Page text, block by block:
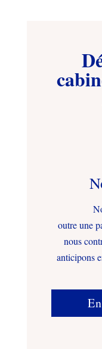
outre une
nous
anticipons